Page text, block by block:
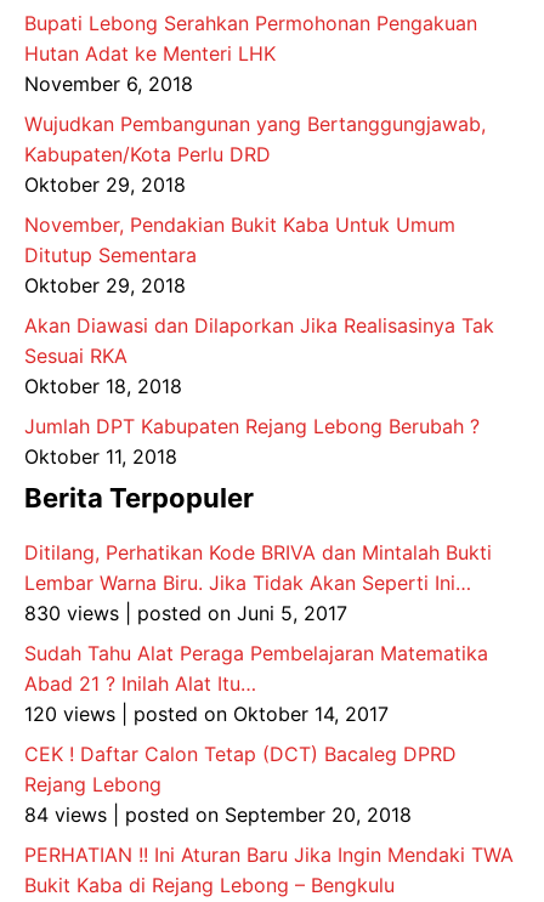
Bupati Lebong Serahkan Permohonan Pengakuan
Hutan Adat ke Menteri LHK
November 6, 2018
Wujudkan Pembangunan yang Bertanggungjawab,
Kabupaten/Kota Perlu DRD
Oktober 29, 2018
November, Pendakian Bukit Kaba Untuk Umum
Ditutup Sementara
Oktober 29, 2018
Akan Diawasi dan Dilaporkan Jika Realisasinya Tak
Sesuai RKA
Oktober 18, 2018
Jumlah DPT Kabupaten Rejang Lebong Berubah ?
Oktober 11, 2018
Berita Terpopuler
Ditilang, Perhatikan Kode BRIVA dan Mintalah Bukti
Lembar Warna Biru. Jika Tidak Akan Seperti Ini…
830 views
posted on Juni 5, 2017
Sudah Tahu Alat Peraga Pembelajaran Matematika
Abad 21 ? Inilah Alat Itu…
120 views
posted on Oktober 14, 2017
CEK ! Daftar Calon Tetap (DCT) Bacaleg DPRD
Rejang Lebong
84 views
posted on September 20, 2018
PERHATIAN !! Ini Aturan Baru Jika Ingin Mendaki TWA
Bukit Kaba di Rejang Lebong – Bengkulu